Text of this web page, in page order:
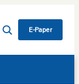
E-Paper